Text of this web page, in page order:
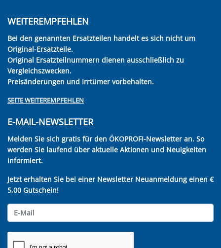
WEITEREMPFEHLEN
Bei den genannten Ersatzteilen handelt es sich nicht um
Original-Ersatzteile.
Original Ersatzteilnummern dienen ausschließlich zu
Vergleichszwecken.
Preisänderungen und Irrtümer vorbehalten.
SEITE WEITEREMPFEHLEN
E-MAIL-NEWSLETTER
Melden Sie sich gratis für den ÖKOPROFI-Newsletter an. So
werden Sie laufend über aktuelle Aktionen und Neuigkeiten
informiert.
Jetzt erhalten Sie bei einer Newsletter Neuanmeldung einen €
5,00 Gutschein!